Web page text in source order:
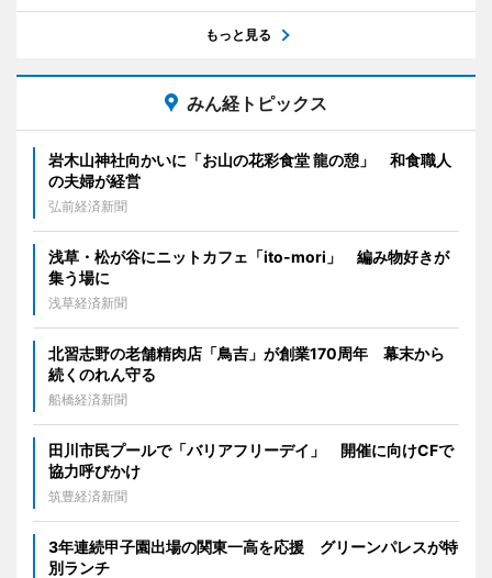
もっと見る
みん経トピックス
岩木山神社向かいに「お山の花彩食堂 龍の憩」 和食職人
の夫婦が経営
弘前経済新聞
浅草・松が谷にニットカフェ「ito-mori」 編み物好きが
集う場に
浅草経済新聞
北習志野の老舗精肉店「鳥吉」が創業170周年 幕末から
続くのれん守る
船橋経済新聞
田川市民プールで「バリアフリーデイ」 開催に向けCFで
協力呼びかけ
筑豊経済新聞
3年連続甲子園出場の関東一高を応援 グリーンパレスが特
別ランチ